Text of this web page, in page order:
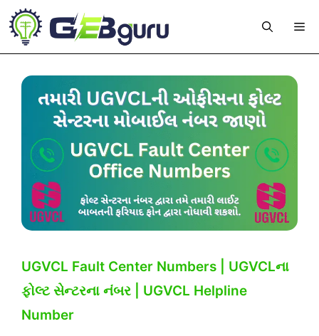
Skip
to
content
UGVCL Fault Center Numbers | UGVCLના
ફોલ્ટ સેન્ટરના નંબર | UGVCL Helpline
Number